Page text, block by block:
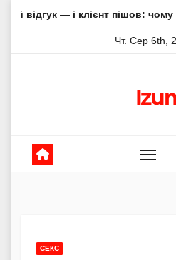
Skip
клієнт пішов: чому репутація в
Чт. Сер 6th,
СЕКС